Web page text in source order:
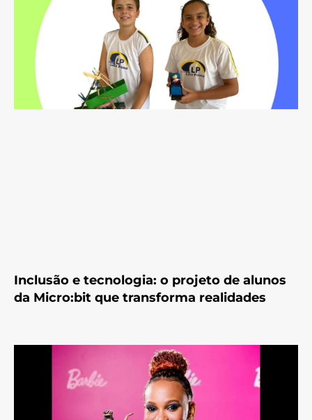
Inclusão e tecnologia: o projeto de alunos
da Micro:bit que transforma realidades